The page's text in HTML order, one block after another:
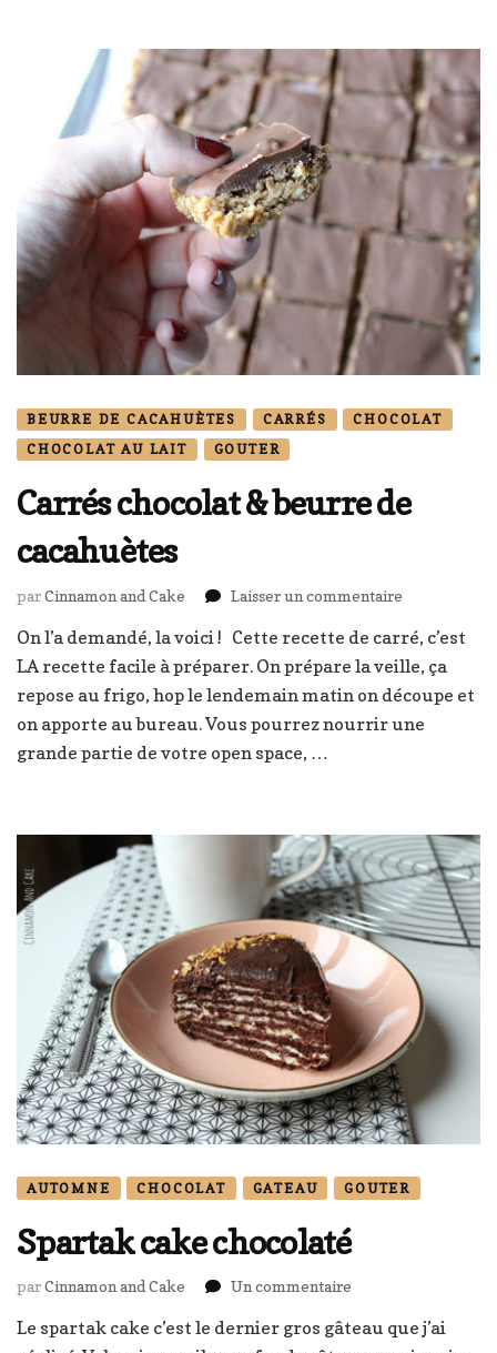
BEURRE DE CACAHUÈTES CARRÉS
CHOCOLAT
CHOCOLAT AU LAIT
GOUTER
Carrés chocolat & beurre de
cacahuètes
parCinnamon and Cake Laisser un commentaire
chocolat
&
cacahuètes
On l’a demandé, la voici ! Cette recette de carré, c’est
LA recette facile à préparer. On prépare la veille, ça
repose au frigo, hop le lendemain matin on découpe et
on apporte au bureau. Vous pourrez nourrir une
grande partie de votre open space, …
AUTOMNE CHOCOLAT GATEAU GOUTER
Spartak cake chocolaté
parCinnamon and Cake Un commentaire
cake
Le spartak cake c’est le dernier gros gâteau que j’ai